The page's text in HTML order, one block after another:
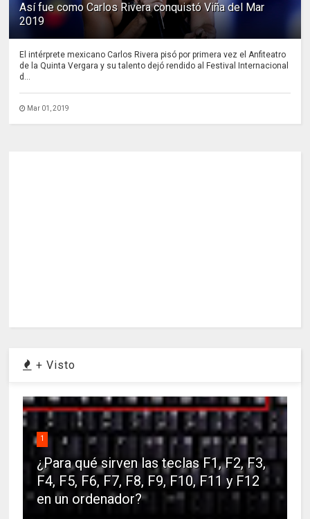
Así fue como Carlos Rivera conquistó Viña del Mar
2019
El intérprete mexicano Carlos Rivera pisó por primera vez el Anfiteatro
de la Quinta Vergara y su talento dejó rendido al Festival Internacional
d...
Mar 01, 2019
+ Visto
1
¿Para qué sirven las teclas F1, F2, F3,
F4, F5, F6, F7, F8, F9, F10, F11 y F12
en un ordenador?